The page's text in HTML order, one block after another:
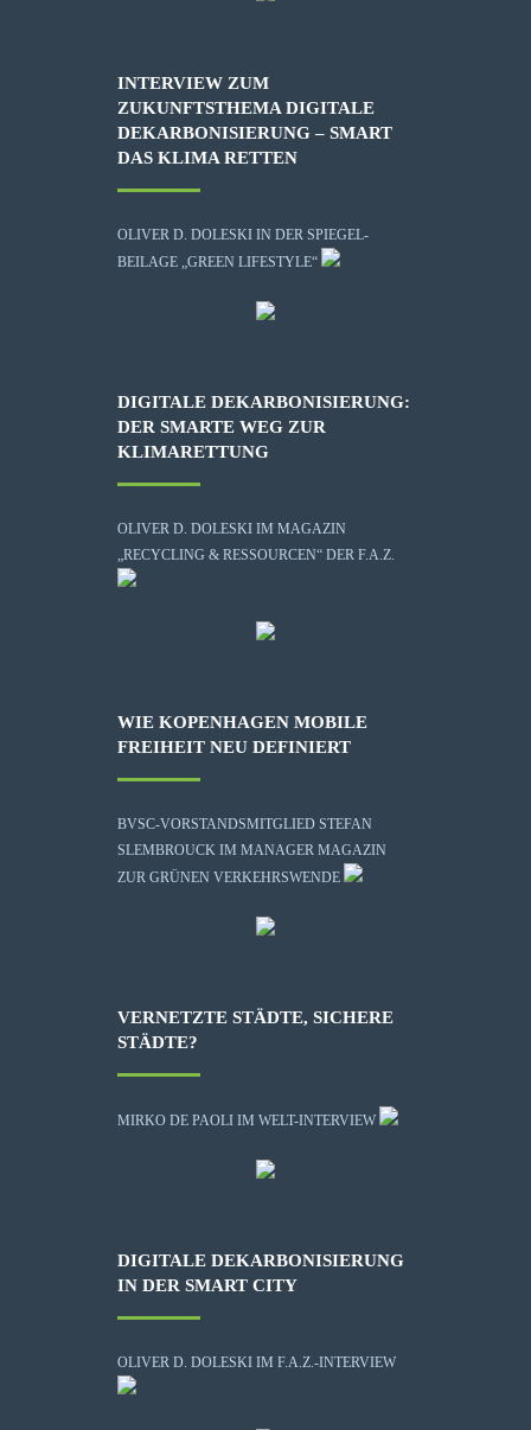
INTERVIEW ZUM
ZUKUNFTSTHEMA DIGITALE
DEKARBONISIERUNG – SMART
DAS KLIMA RETTEN
OLIVER D. DOLESKI IN DER SPIEGEL-
BEILAGE „GREEN LIFESTYLE“
DIGITALE DEKARBONISIERUNG:
DER SMARTE WEG ZUR
KLIMARETTUNG
OLIVER D. DOLESKI IM MAGAZIN
„RECYCLING & RESSOURCEN“ DER F.A.Z.
WIE KOPENHAGEN MOBILE
FREIHEIT NEU DEFINIERT
BVSC-VORSTANDSMITGLIED STEFAN
SLEMBROUCK IM MANAGER MAGAZIN
ZUR GRÜNEN VERKEHRSWENDE
VERNETZTE STÄDTE, SICHERE
STÄDTE?
MIRKO DE PAOLI IM WELT-INTERVIEW
DIGITALE DEKARBONISIERUNG
IN DER SMART CITY
OLIVER D. DOLESKI IM F.A.Z.-INTERVIEW